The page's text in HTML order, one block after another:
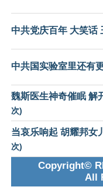
中共党庆百年 大笑话
中共国实验室里还有
魏斯医生神奇催眠 解
次)
当哀乐响起 胡耀邦女
次)
Copyright©
All